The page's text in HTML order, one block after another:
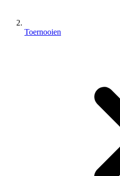
Toernooien